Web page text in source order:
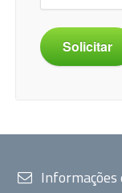
Solicitar
Informações